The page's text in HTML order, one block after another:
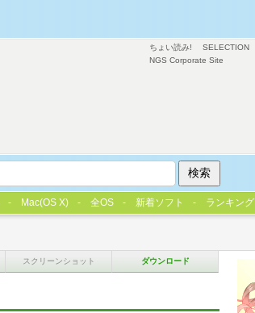
スクリーンショット ダウンロード
ちょい読み! SELECTION
NGS Corporate Site
Mac(OS X) 全OS 新着ソフト ランキング